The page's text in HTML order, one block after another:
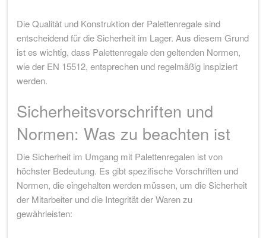
Die Qualität und Konstruktion der Palettenregale sind
entscheidend für die Sicherheit im Lager. Aus diesem Grund
ist es wichtig, dass Palettenregale den geltenden Normen,
wie der EN 15512, entsprechen und regelmäßig inspiziert
werden.
Sicherheitsvorschriften und
Normen: Was zu beachten ist
Die Sicherheit im Umgang mit Palettenregalen ist von
höchster Bedeutung. Es gibt spezifische Vorschriften und
Normen, die eingehalten werden müssen, um die Sicherheit
der Mitarbeiter und die Integrität der Waren zu
gewährleisten: